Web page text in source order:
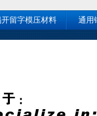
开留字模压材料 通用